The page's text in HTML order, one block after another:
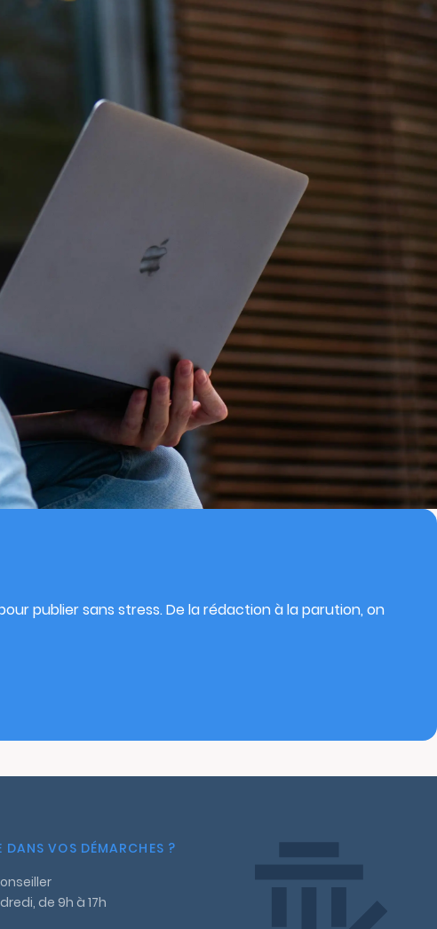
publier sans stress. De la rédaction à la parution, on
DANS VOS DÉMARCHES ?
de 9h à 17h